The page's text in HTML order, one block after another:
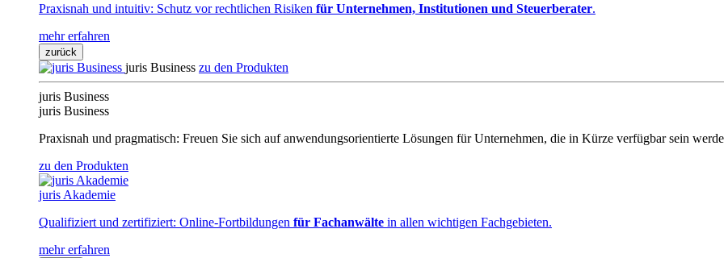
Praxisnah und intuitiv: Schutz vor rechtlichen Risiken für Unternehmen, Institutionen und Steuerberater.
mehr erfahren
zurück
juris Business zu den Produkten
juris Business
juris Business
Praxisnah und pragmatisch: Freuen Sie sich auf anwendungsorientierte Lösungen für Unternehmen, die in Kürze verfügbar sein
zu den Produkten
juris Akademie
Qualifiziert und zertifiziert: Online-Fortbildungen für Fachanwälte in allen wichtigen Fachgebieten.
mehr erfahren